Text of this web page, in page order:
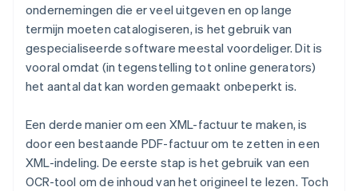
ondernemingen die er veel uitgeven en op lange
termijn moeten catalogiseren, is het gebruik van
gespecialiseerde software meestal voordeliger. Dit is
vooral omdat (in tegenstelling tot online generators)
het aantal dat kan worden gemaakt onbeperkt is.
Een derde manier om een XML-factuur te maken, is
door een bestaande PDF-factuur om te zetten in een
XML-indeling. De eerste stap is het gebruik van een
OCR-tool om de inhoud van het origineel te lezen. Toch